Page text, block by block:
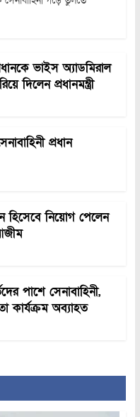
ভাইস অ্যাডমিরাল
দিলেন প্রধানমন্ত্রী
প্রধান
হিসেবে নিয়োগ পেলেন
পাশে সেনাবাহিনী,
কার্যক্রম অব্যাহত